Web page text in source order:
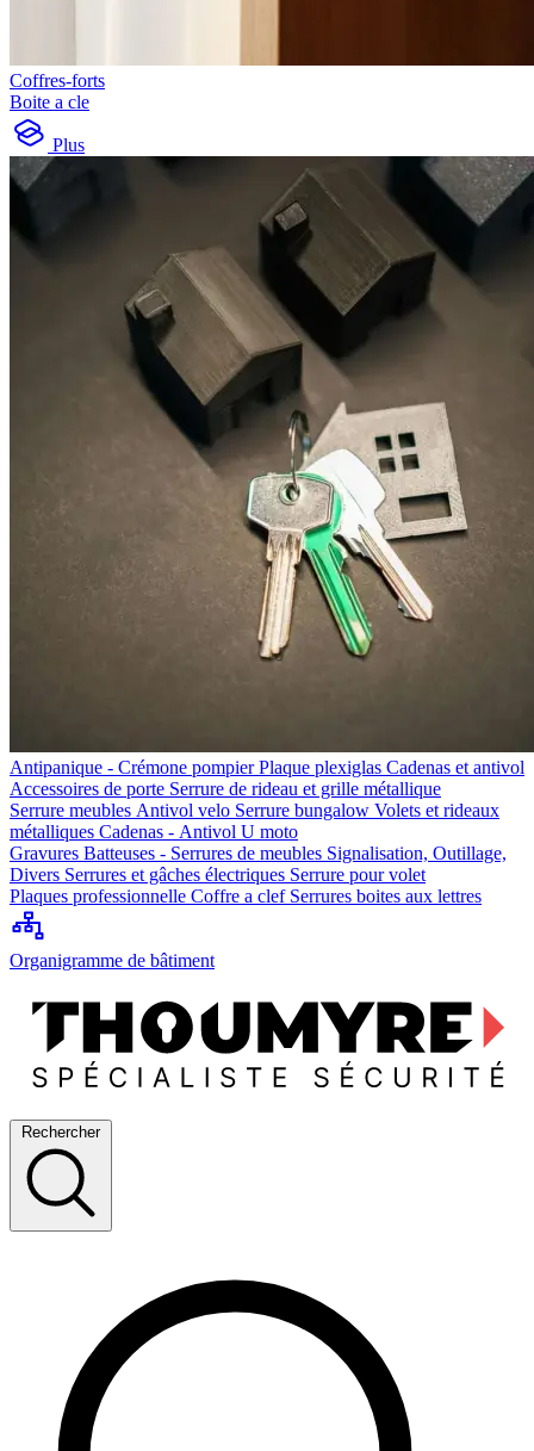
Coffres-forts
Boite a cle
Plus
Antipanique - Crémone pompierPlaque plexiglas Cadenas et antivol
Accessoires de porte Serrure de rideau et grille métallique
Serrure meubles Antivol velo Serrure bungalow Volets et rideaux
métalliques Cadenas - Antivol U moto
Gravures Batteuses - Serrures de meubles Signalisation, Outillage,
Divers Serrures et gâches électriques Serrure pour volet
Plaques professionnelle Coffre a clef Serrures boites aux lettres
Organigramme de bâtiment
Rechercher